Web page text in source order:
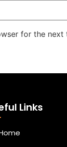
for the next
Links